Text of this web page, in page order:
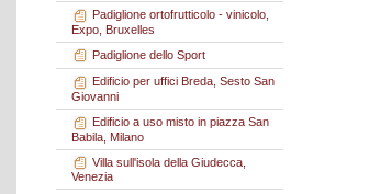
Padiglione ortofrutticolo - vinicolo,
Expo, Bruxelles
Padiglione dello Sport
Edificio per uffici Breda, Sesto San
Giovanni
Edificio a uso misto in piazza San
Babila, Milano
Villa sull'isola della Giudecca,
Venezia